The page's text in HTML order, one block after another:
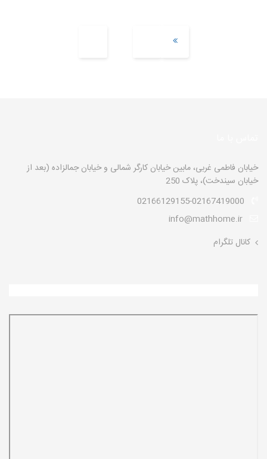
خیابان فاطمی غربی، مابین خیابان کارگر شمالی و خیابان جمالزاده (بعد از
خیابان سیندخت)، پلاک 250
کانال تلگرام